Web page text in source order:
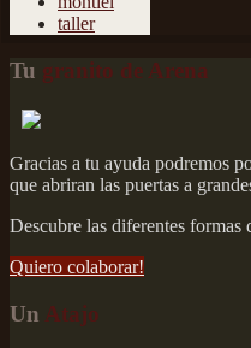
taller
Tu granito de Arena
Gracias a tu ayuda podremos
que abriran las puertas a
Descubre las diferentes formas
Quiero colaborar!
Un Atajo